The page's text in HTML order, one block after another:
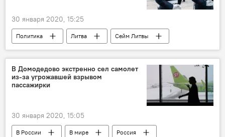
30 января 2020, 15:25
Политика Литва
Сейм Литвы
НАТО
Союз Отечества — Христианские демократы Литвы (СО-ХДЛ)
В Домодедово экстренно сел самолет
из-за угрожавшей взрывом
пассажирки
30 января 2020, 15:05
В России В мире
Россия